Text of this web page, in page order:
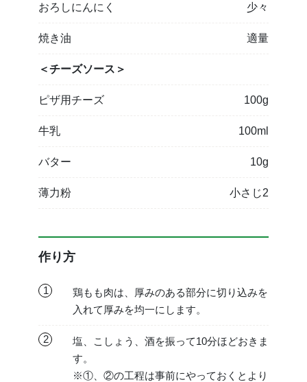
おろしにんにく 少々
焼き油 適量
＜チーズソース＞
ピザ用チーズ 100g
牛乳 100ml
バター 10g
薄力粉 小さじ2
作り方
1
鶏もも肉は、厚みのある部分に切り込みを
入れて厚みを均一にします。
2
塩、こしょう、酒を振って10分ほどおきま
す。
※①、②の工程は事前にやっておくとより